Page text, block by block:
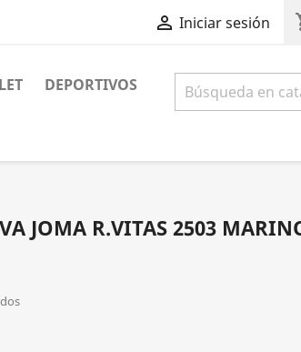
 Iniciar sesión
DEPORTIVOS
JOMA R.VITAS 2503